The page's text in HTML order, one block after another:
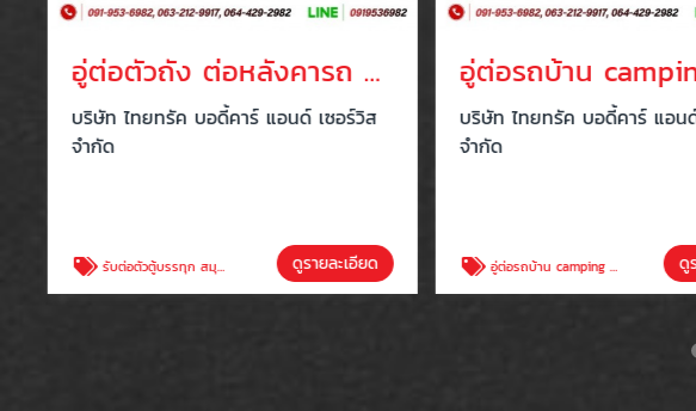
อู่ต่อตัวถัง ต่อหลังคารถ 6 ล้อโดยสาร สมุทรสาคร
บริษัท ไทยทรัค บอดี้คาร์ แอนด์ เซอร์วิส
จำกัด
รับต่อตัวตู้บรรทุก สมุทรสาคร ดูรายละเอียด
บริษัท ไทยทรัค บอดี้คาร์ แอนด์
จำกัด
อู่ต่อรถบ้าน camping car สมุทรสาคร ดู